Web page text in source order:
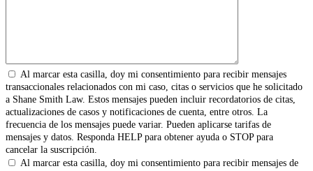
Al marcar esta casilla, doy mi consentimiento para recibir mensajes
transaccionales relacionados con mi caso, citas o servicios que he solicitado
a Shane Smith Law. Estos mensajes pueden incluir recordatorios de citas,
actualizaciones de casos y notificaciones de cuenta, entre otros. La
frecuencia de los mensajes puede variar. Pueden aplicarse tarifas de
mensajes y datos. Responda HELP para obtener ayuda o STOP para
cancelar la suscripción.
Al marcar esta casilla, doy mi consentimiento para recibir mensajes de